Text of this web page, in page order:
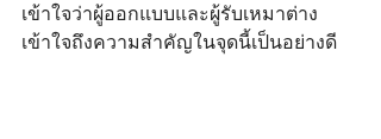
เข้าใจว่าผู้ออกแบบและผู้รับเหมาต่าง
เข้าใจถึงความสำคัญในจุดนี้เป็นอย่างดี